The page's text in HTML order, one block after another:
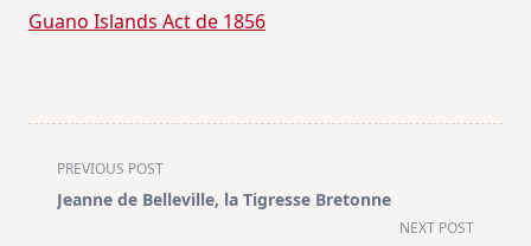
Guano Islands Act de 1856
<span
class="nav-
PREVIOUS POST
Jeanne de Belleville, la Tigresse Bretonne
NEXT POST